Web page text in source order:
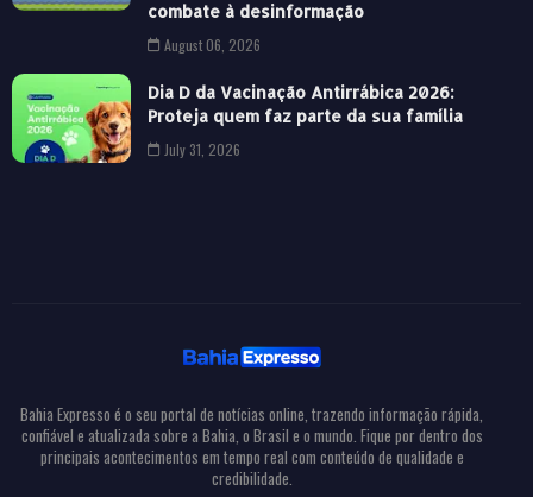
combate à desinformação
August 06, 2026
Dia D da Vacinação Antirrábica 2026:
Proteja quem faz parte da sua família
July 31, 2026
Bahia Expresso é o seu portal de notícias online, trazendo informação rápida,
confiável e atualizada sobre a Bahia, o Brasil e o mundo. Fique por dentro dos
principais acontecimentos em tempo real com conteúdo de qualidade e
credibilidade.